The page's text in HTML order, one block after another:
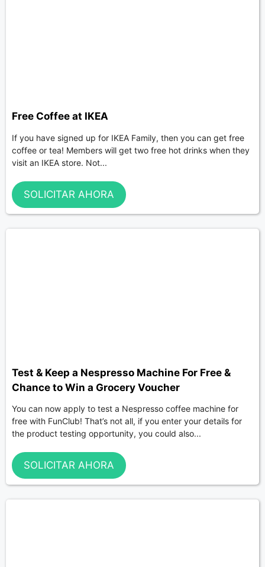
Free Coffee at IKEA
If you have signed up for IKEA Family, then you can get free
coffee or tea! Members will get two free hot drinks when they
visit an IKEA store. Not...
SOLICITAR AHORA
Test & Keep a Nespresso Machine For Free &
Chance to Win a Grocery Voucher
You can now apply to test a Nespresso coffee machine for
free with FunClub! That’s not all, if you enter your details for
the product testing opportunity, you could also...
SOLICITAR AHORA